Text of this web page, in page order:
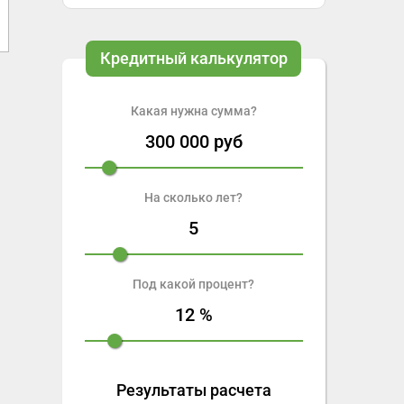
Кредитный калькулятор
Какая нужна сумма?
300 000руб
На сколько лет?
5
Под какой процент?
12%
Результаты расчета